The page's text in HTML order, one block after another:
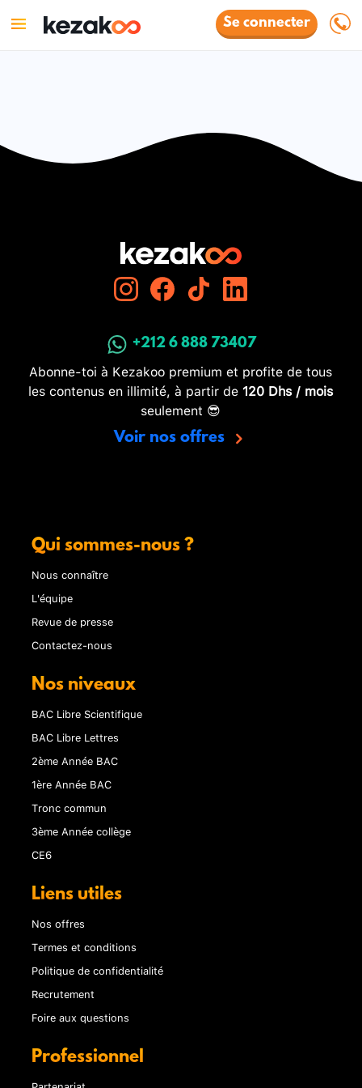
Se connecter
+212 6 888 73407
Abonne-toi à Kezakoo premium et profite de tous
les contenus en illimité, à partir de 120 Dhs / mois
seulement 😎
Voir nos offres
Qui sommes-nous ?
Nous connaître
L'équipe
Revue de presse
Contactez-nous
Nos niveaux
BAC Libre Scientifique
BAC Libre Lettres
2ème Année BAC
1ère Année BAC
Tronc commun
3ème Année collège
CE6
Liens utiles
Nos offres
Termes et conditions
Politique de confidentialité
Recrutement
Foire aux questions
Professionnel